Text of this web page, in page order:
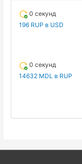
0 секунд
196 RUP в USD
0 секунд
14632 MDL в RUP